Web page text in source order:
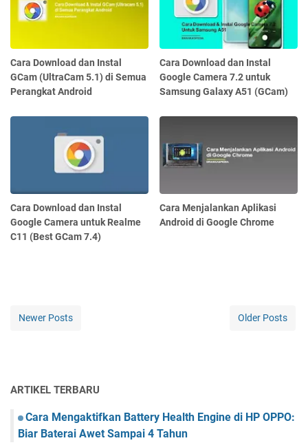
Cara Download dan Instal
GCam (UltraCam 5.1) di Semua
Perangkat Android
Cara Download dan Instal
Google Camera 7.2 untuk
Samsung Galaxy A51 (GCam)
Cara Download dan Instal
Google Camera untuk Realme
C11 (Best GCam 7.4)
Cara Menjalankan Aplikasi
Android di Google Chrome
Newer Posts Older Posts
ARTIKEL TERBARU
Cara Mengaktifkan Battery Health Engine di HP OPPO:
Biar Baterai Awet Sampai 4 Tahun